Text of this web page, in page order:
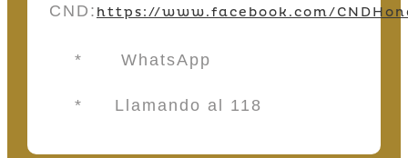
CND: https://www.facebook.com/
* WhatsApp
* Llamando al 118